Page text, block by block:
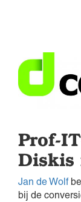
Prof-
Diskis
Jan de Wolf
bij de